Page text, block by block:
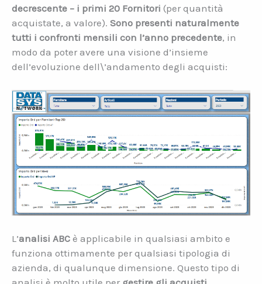
decrescente – i primi 20 Fornitori (per quantità
acquistate, a valore). Sono presenti naturalmente
tutti i confronti mensili con l’anno precedente, in
modo da poter avere una visione d’insieme
dell’evoluzione dell\’andamento degli acquisti:
L’analisi ABC è applicabile in qualsiasi ambito e
funziona ottimamente per qualsiasi tipologia di
azienda, di qualunque dimensione. Questo tipo di